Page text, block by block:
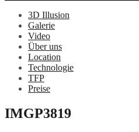
3D Illusion
Galerie
Video
Über uns
Location
Technologie
TFP
Preise
IMGP3819